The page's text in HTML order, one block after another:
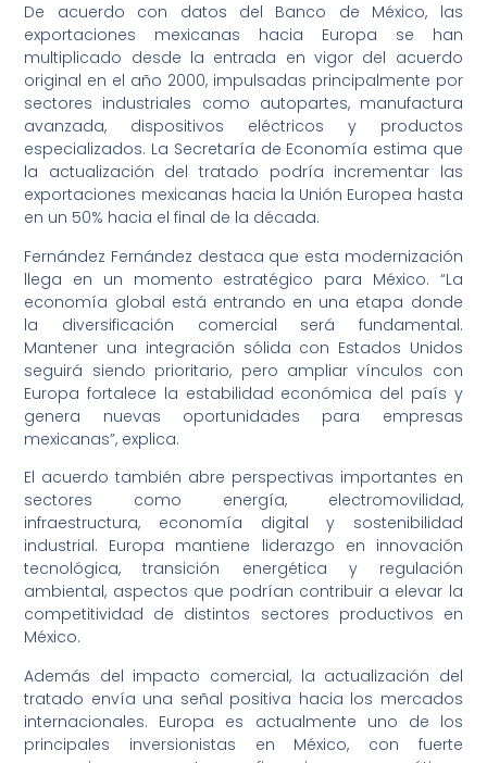
De acuerdo con datos del Banco de México, las
exportaciones mexicanas hacia Europa se han
multiplicado desde la entrada en vigor del acuerdo
original en el año 2000, impulsadas principalmente por
sectores industriales como autopartes, manufactura
avanzada, dispositivos eléctricos y productos
especializados. La Secretaría de Economía estima que
la actualización del tratado podría incrementar las
exportaciones mexicanas hacia la Unión Europea hasta
en un 50% hacia el final de la década.
Fernández Fernández destaca que esta modernización
llega en un momento estratégico para México. “La
economía global está entrando en una etapa donde
la diversificación comercial será fundamental.
Mantener una integración sólida con Estados Unidos
seguirá siendo prioritario, pero ampliar vínculos con
Europa fortalece la estabilidad económica del país y
genera nuevas oportunidades para empresas
mexicanas”, explica.
El acuerdo también abre perspectivas importantes en
sectores como energía, electromovilidad,
infraestructura, economía digital y sostenibilidad
industrial. Europa mantiene liderazgo en innovación
tecnológica, transición energética y regulación
ambiental, aspectos que podrían contribuir a elevar la
competitividad de distintos sectores productivos en
México.
Además del impacto comercial, la actualización del
tratado envía una señal positiva hacia los mercados
internacionales. Europa es actualmente uno de los
principales inversionistas en México, con fuerte